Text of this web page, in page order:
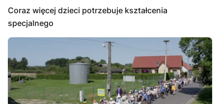
Coraz więcej dzieci potrzebuje kształcenia
specjalnego